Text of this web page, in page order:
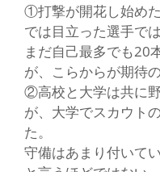
①打撃が開花し始め
では目立った選手で
まだ自己最多でも20
が、こらからが期待
②高校と大学は共に
が、大学でスカウト
た。
守備はあまり付いて